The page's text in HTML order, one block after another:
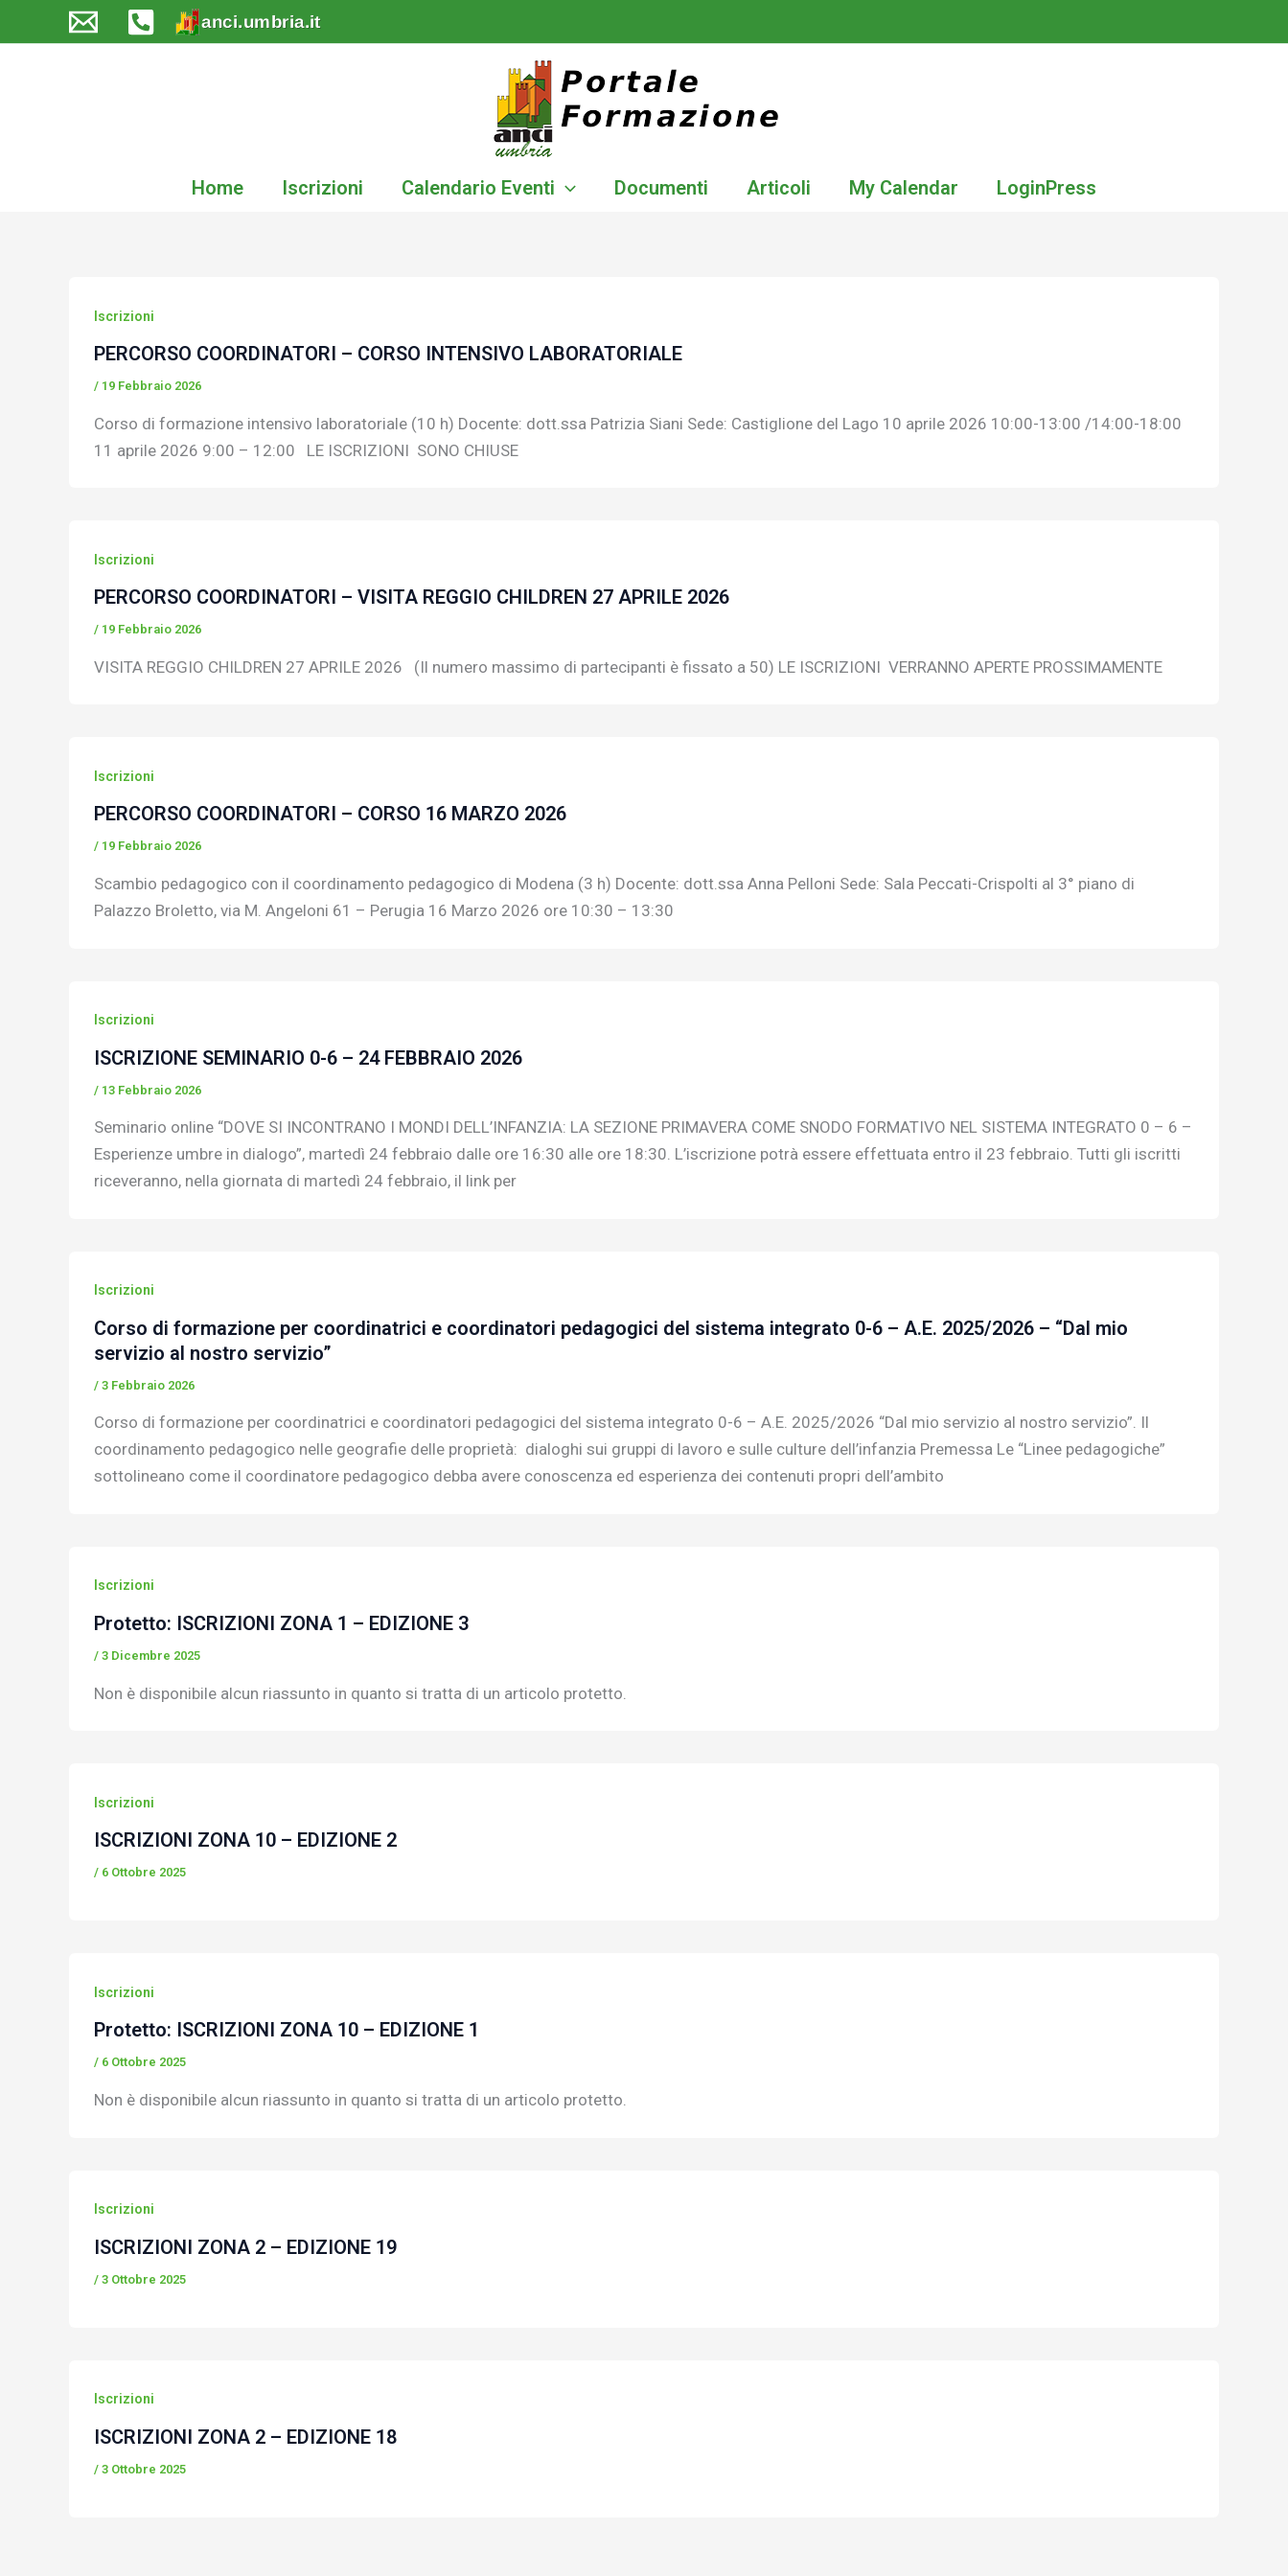
al
Home Iscrizioni Calendario Eventi Documenti Articoli My Calendar LoginPress
Iscrizioni
PERCORSO COORDINATORI – CORSO INTENSIVO LABORATORIALE
/ 19 Febbraio 2026
Corso di formazione intensivo laboratoriale (10 h) Docente: dott.ssa Patrizia Siani Sede: Castiglione del Lago 10 aprile 2026 10:00-13:00 /14:00-18:00
11 aprile 2026 9:00 – 12:00 LE ISCRIZIONI SONO CHIUSE
Iscrizioni
PERCORSO COORDINATORI – VISITA REGGIO CHILDREN 27 APRILE 2026
/ 19 Febbraio 2026
VISITA REGGIO CHILDREN 27 APRILE 2026 (Il numero massimo di partecipanti è fissato a 50) LE ISCRIZIONI VERRANNO APERTE PROSSIMAMENTE
Iscrizioni
PERCORSO COORDINATORI – CORSO 16 MARZO 2026
/ 19 Febbraio 2026
Scambio pedagogico con il coordinamento pedagogico di Modena (3 h) Docente: dott.ssa Anna Pelloni Sede: Sala Peccati-Crispolti al 3° piano di
Palazzo Broletto, via M. Angeloni 61 – Perugia 16 Marzo 2026 ore 10:30 – 13:30
Iscrizioni
ISCRIZIONE SEMINARIO 0-6 – 24 FEBBRAIO 2026
/ 13 Febbraio 2026
Seminario online “DOVE SI INCONTRANO I MONDI DELL’INFANZIA: LA SEZIONE PRIMAVERA COME SNODO FORMATIVO NEL SISTEMA INTEGRATO 0 – 6 –
Esperienze umbre in dialogo”, martedì 24 febbraio dalle ore 16:30 alle ore 18:30. L’iscrizione potrà essere effettuata entro il 23 febbraio. Tutti gli iscritti
riceveranno, nella giornata di martedì 24 febbraio, il link per
Iscrizioni
Corso di formazione per coordinatrici e coordinatori pedagogici del sistema integrato 0-6 – A.E. 2025/2026 – “Dal mio
servizio al nostro servizio”
/ 3 Febbraio 2026
Corso di formazione per coordinatrici e coordinatori pedagogici del sistema integrato 0-6 – A.E. 2025/2026 “Dal mio servizio al nostro servizio”. Il
coordinamento pedagogico nelle geografie delle proprietà: dialoghi sui gruppi di lavoro e sulle culture dell’infanzia Premessa Le “Linee pedagogiche”
sottolineano come il coordinatore pedagogico debba avere conoscenza ed esperienza dei contenuti propri dell’ambito
Iscrizioni
Protetto: ISCRIZIONI ZONA 1 – EDIZIONE 3
/ 3 Dicembre 2025
Non è disponibile alcun riassunto in quanto si tratta di un articolo protetto.
Iscrizioni
ISCRIZIONI ZONA 10 – EDIZIONE 2
/ 6 Ottobre 2025
Iscrizioni
Protetto: ISCRIZIONI ZONA 10 – EDIZIONE 1
/ 6 Ottobre 2025
Non è disponibile alcun riassunto in quanto si tratta di un articolo protetto.
Iscrizioni
ISCRIZIONI ZONA 2 – EDIZIONE 19
/ 3 Ottobre 2025
Iscrizioni
ISCRIZIONI ZONA 2 – EDIZIONE 18
/ 3 Ottobre 2025